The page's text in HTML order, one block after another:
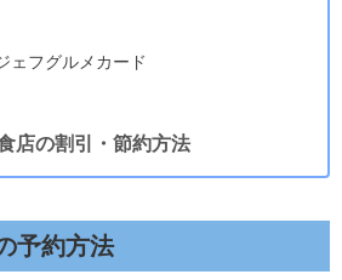
ェフグルメカード
店の割引・節約方法
予約方法